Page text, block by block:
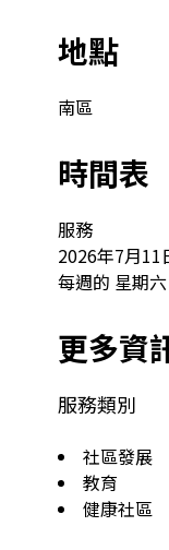
地點
南區
時間表
服務
2026年7月11
每週的 星期六
更多資
服務類別
社區發展
教育
健康社區